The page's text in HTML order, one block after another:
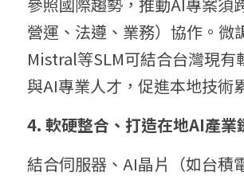
營運、法遵、業務）協作。微
Mistral等SLM可結合台灣現有
與AI專業人才，促進本地技術
4. 軟硬整合、打造在地AI產業
結合伺服器、AI晶片（如台積